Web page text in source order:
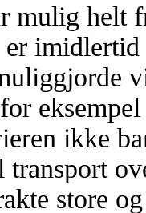
mulig helt
ikke
store